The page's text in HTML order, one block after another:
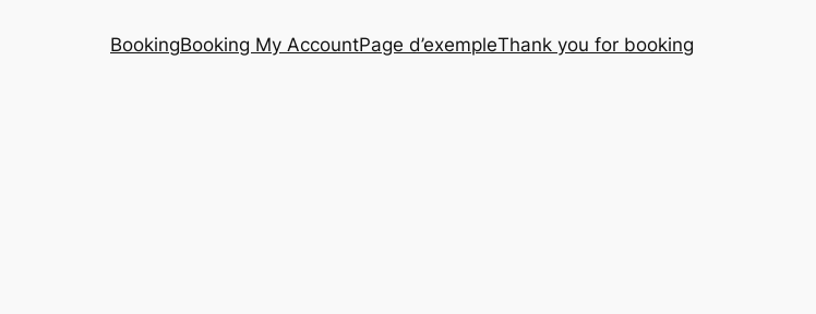
BookingBooking My AccountPage d’exempleThank you for booking